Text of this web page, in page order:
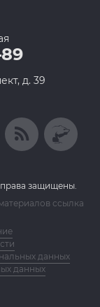
д. 39
защищены.
ссылка
данных
данных